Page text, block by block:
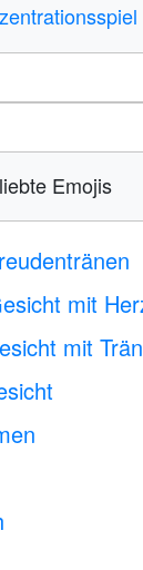
Emojis
mit
mit